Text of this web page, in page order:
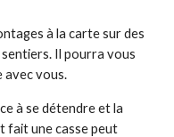
à la carte sur des
Il pourra vous
avec vous.
à se détendre et la
fait une casse peut